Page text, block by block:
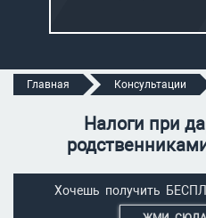
Главная Консультации
Налоги при
Хочешь получить